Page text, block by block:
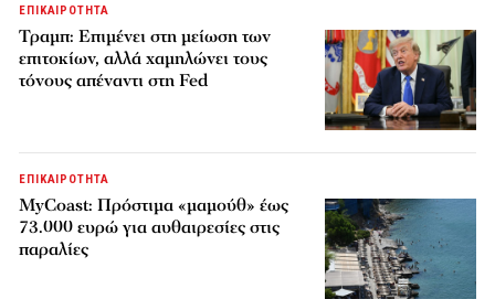
ΕΠΙΚΑΙΡΟΤΗΤΑ
Τραμπ: Επιμένει στη μείωση των
επιτοκίων, αλλά χαμηλώνει τους
τόνους απέναντι στη Fed
ΕΠΙΚΑΙΡΟΤΗΤΑ
MyCoast: Πρόστιμα «μαμούθ» έως
73.000 ευρώ για αυθαιρεσίες στις
παραλίες